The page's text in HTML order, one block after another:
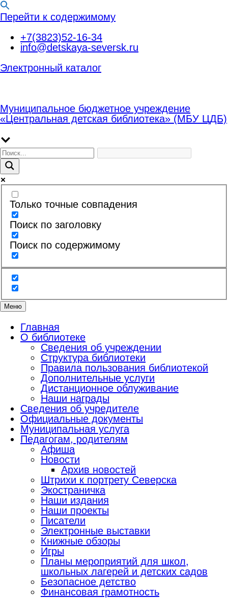
Перейти к содержимому
+7(3823)52-16-34
info@detskaya-seversk.ru
Электронный каталог
Муниципальное бюджетное учреждение
«Центральная детская библиотека» (МБУ ЦДБ)
Только точные совпадения
Поиск по заголовку
Поиск по содержимому
Меню
Главная
О библиотеке
Сведения об учреждении
Структура библиотеки
Правила пользования библиотекой
Дополнительные услуги
Дистанционное облуживание
Наши награды
Сведения об учредителе
Официальные документы
Муниципальная услуга
Педагогам, родителям
Афиша
Новости
Архив новостей
Штрихи к портрету Северска
Экостраничка
Наши издания
Наши проекты
Писатели
Электронные выставки
Книжные обзоры
Игры
Планы мероприятий для школ,
школьных лагерей и детских садов
Безопасное детство
Финансовая грамотность